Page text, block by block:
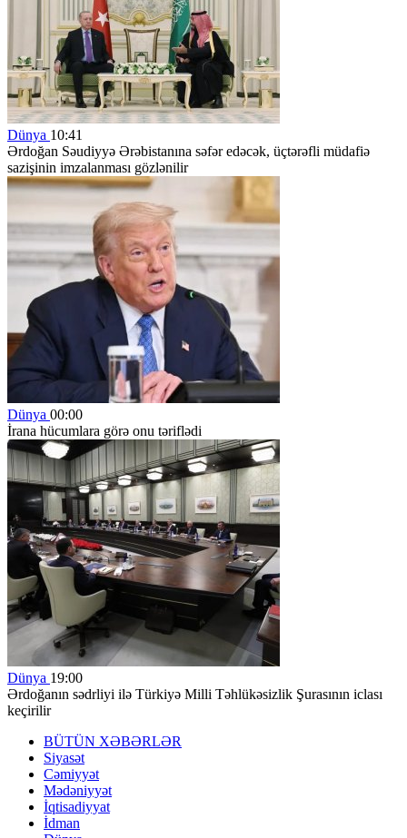
Dünya 10:41
Ərdoğan Səudiyyə Ərəbistanına səfər edəcək, üçtərəfli müdafiə
sazişinin imzalanması gözlənilir
Dünya 00:00
İrana hücumlara görə onu təriflədi
Dünya 19:00
Ərdoğanın sədrliyi ilə Türkiyə Milli Təhlükəsizlik Şurasının iclası
keçirilir
BÜTÜN XƏBƏRLƏR
Siyasət
Cəmiyyət
Mədəniyyət
İqtisadiyyat
İdman